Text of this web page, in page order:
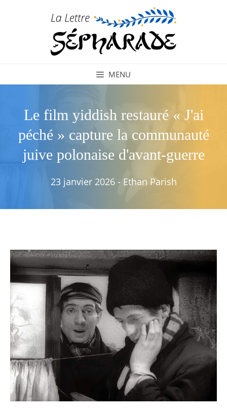
MENU
Le film yiddish restauré « J'ai
péché » capture la communauté
juive polonaise d'avant-guerre
23 janvier 2026 - Ethan Parish